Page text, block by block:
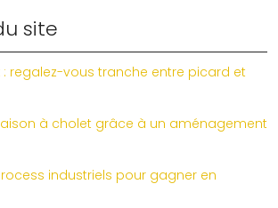
site
: regalez-vous tranche entre picard et
à cholet grâce à un aménagement
industriels pour gagner en